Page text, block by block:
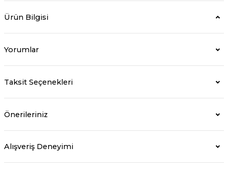
Ürün Bilgisi
Yorumlar
Taksit Seçenekleri
Önerileriniz
Alışveriş Deneyimi